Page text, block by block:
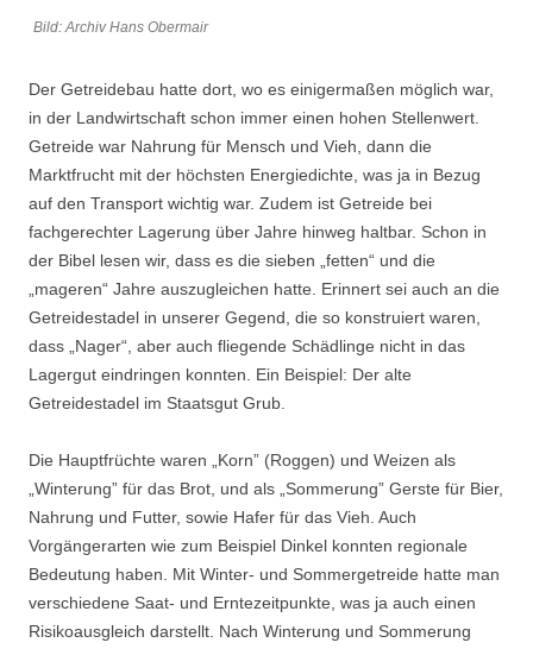
Bild: Archiv Hans Obermair
Der Getreidebau hatte dort, wo es einigermaßen möglich war,
in der Landwirtschaft schon immer einen hohen Stellenwert.
Getreide war Nahrung für Mensch und Vieh, dann die
Marktfrucht mit der höchsten Energiedichte, was ja in Bezug
auf den Transport wichtig war. Zudem ist Getreide bei
fachgerechter Lagerung über Jahre hinweg haltbar. Schon in
der Bibel lesen wir, dass es die sieben „fetten“ und die
„mageren“ Jahre auszugleichen hatte. Erinnert sei auch an die
Getreidestadel in unserer Gegend, die so konstruiert waren,
dass „Nager“, aber auch fliegende Schädlinge nicht in das
Lagergut eindringen konnten. Ein Beispiel: Der alte
Getreidestadel im Staatsgut Grub.
Die Hauptfrüchte waren „Korn” (Roggen) und Weizen als
„Winterung” für das Brot, und als „Sommerung” Gerste für Bier,
Nahrung und Futter, sowie Hafer für das Vieh. Auch
Vorgängerarten wie zum Beispiel Dinkel konnten regionale
Bedeutung haben. Mit Winter- und Sommergetreide hatte man
verschiedene Saat- und Erntezeitpunkte, was ja auch einen
Risikoausgleich darstellt. Nach Winterung und Sommerung